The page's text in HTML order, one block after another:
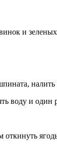
и
воду и один